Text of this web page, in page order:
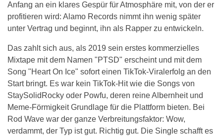
Anfang an ein klares Gespür für Atmosphäre mit, von der er
profitieren wird: Alamo Records nimmt ihn wenig später
unter Vertrag und beginnt, ihn als Rapper zu entwickeln.
Das zahlt sich aus, als 2019 sein erstes kommerzielles
Mixtape mit dem Namen "PTSD" erscheint und mit dem
Song "Heart On Ice" sofort einen TikTok-Viralerfolg an den
Start bringt. Es war kein TikTok-Hit wie die Songs von
StaySolidRocky oder Powfu, deren reine Albernheit und
Meme-Förmigkeit Grundlage für die Plattform bieten. Bei
Rod Wave war der ganze Verbreitungsfaktor: Wow,
verdammt, der Typ ist gut. Richtig gut. Die Single schafft es